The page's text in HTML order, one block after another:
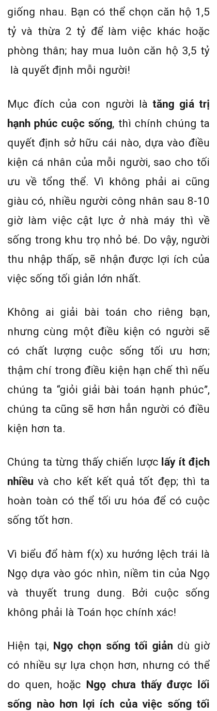
giống nhau. Bạn có thể chọn căn hộ 1,5
tỷ và thừa 2 tỷ để làm việc khác hoặc
phòng thân; hay mua luôn căn hộ 3,5 tỷ
là quyết định mỗi người!
Mục đích của con người là tăng giá trị
hạnh phúc cuộc sống, thì chính chúng ta
quyết định sở hữu cái nào, dựa vào điều
kiện cá nhân của mỗi người, sao cho tối
ưu về tổng thể. Vì không phải ai cũng
giàu có, nhiều người công nhân sau 8-10
giờ làm việc cật lực ở nhà máy thì về
sống trong khu trọ nhỏ bé. Do vậy, người
thu nhập thấp, sẽ nhận được lợi ích của
việc sống tối giản lớn nhất.
Không ai giải bài toán cho riêng bạn,
nhưng cùng một điều kiện có người sẽ
có chất lượng cuộc sống tối ưu hơn;
thậm chí trong điều kiện hạn chế thì nếu
chúng ta “giỏi giải bài toán hạnh phúc”,
chúng ta cũng sẽ hơn hẳn người có điều
kiện hơn ta.
Chúng ta từng thấy chiến lược lấy ít địch
nhiều và cho kết kết quả tốt đẹp; thì ta
hoàn toàn có thể tối ưu hóa để có cuộc
sống tốt hơn.
Vì biểu đổ hàm f(x) xu hướng lệch trái là
Ngọ dựa vào góc nhìn, niềm tin của Ngọ
và thuyết trung dung. Bởi cuộc sống
không phải là Toán học chính xác!
Hiện tại, Ngọ chọn sống tối giản dù giờ
có nhiều sự lựa chọn hơn, nhưng có thể
do quen, hoặc Ngọ chưa thấy được lối
sống nào hơn lợi ích của việc sống tối